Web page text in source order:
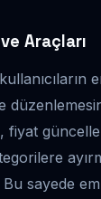
Araçları
fiyat
sayede